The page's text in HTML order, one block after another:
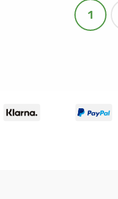
1